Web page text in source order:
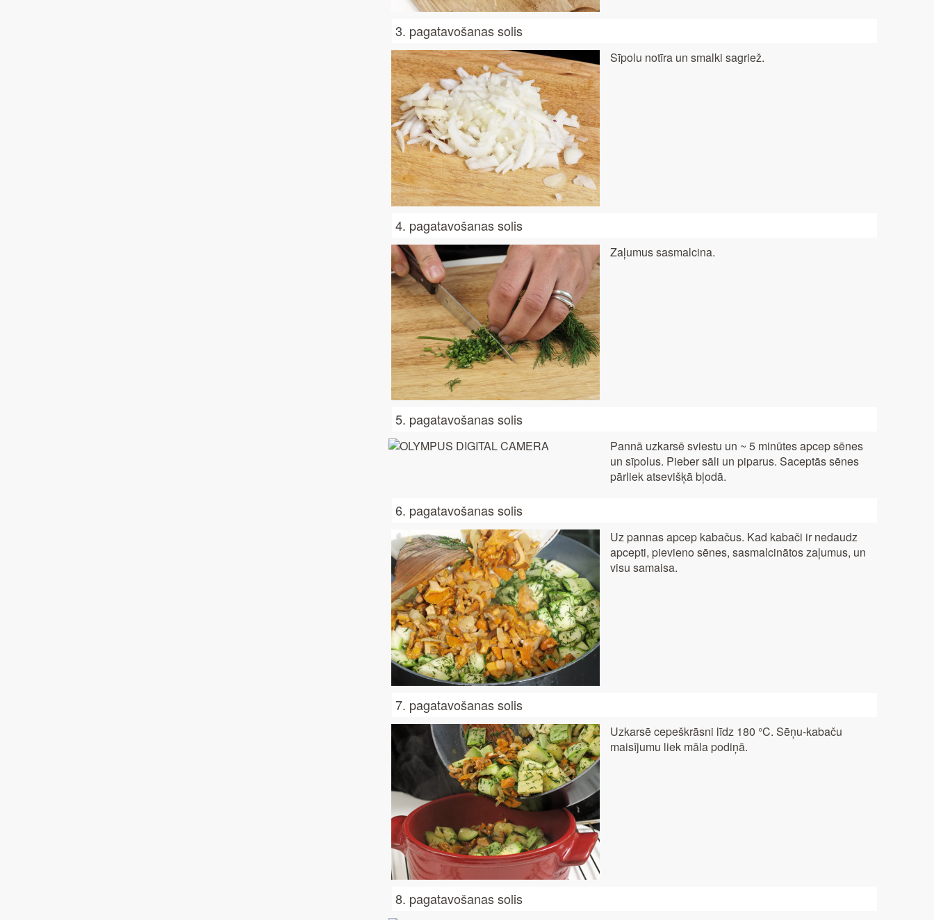
3. pagatavošanas solis
Sīpolu notīra un smalki sagriež.
4. pagatavošanas solis
Zaļumus sasmalcina.
5. pagatavošanas solis
Pannā uzkarsē sviestu un ~ 5 minūtes apcep sēnes
un sīpolus. Pieber sāli un piparus. Saceptās sēnes
pārliek atsevišķā bļodā.
6. pagatavošanas solis
Uz pannas apcep kabačus. Kad kabači ir nedaudz
apcepti, pievieno sēnes, sasmalcinātos zaļumus, un
visu samaisa.
7. pagatavošanas solis
Uzkarsē cepeškrāsni līdz 180 °C. Sēņu-kabaču
maisījumu liek māla podiņā.
8. pagatavošanas solis